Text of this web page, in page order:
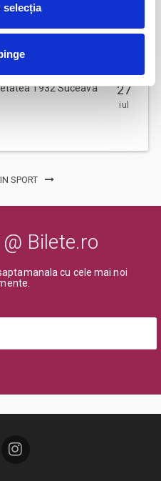
selecția
1932 Suceava 27
iul
SPORT
Bilete.ro
cu cele mai noi